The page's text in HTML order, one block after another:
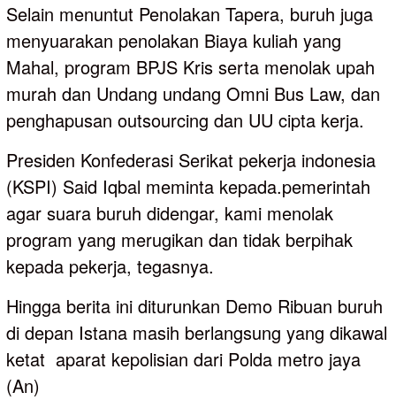
Selain menuntut Penolakan Tapera, buruh juga
menyuarakan penolakan Biaya kuliah yang
Mahal, program BPJS Kris serta menolak upah
murah dan Undang undang Omni Bus Law, dan
penghapusan outsourcing dan UU cipta kerja.
Presiden Konfederasi Serikat pekerja indonesia
(KSPI) Said Iqbal meminta kepada.pemerintah
agar suara buruh didengar, kami menolak
program yang merugikan dan tidak berpihak
kepada pekerja, tegasnya.
Hingga berita ini diturunkan Demo Ribuan buruh
di depan Istana masih berlangsung yang dikawal
ketat aparat kepolisian dari Polda metro jaya
(An)